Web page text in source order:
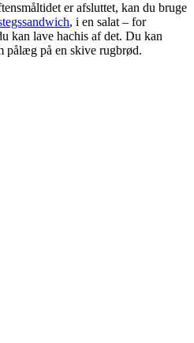
er afsluttet, kan du bruge
, i en salat – for
kan lave hachis af det. Du kan
pålæg på en skive rugbrød.